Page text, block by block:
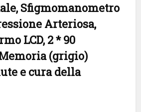
Sfigmomanometro
Arteriosa,
LCD, 2 * 90
(grigio)
e cura della